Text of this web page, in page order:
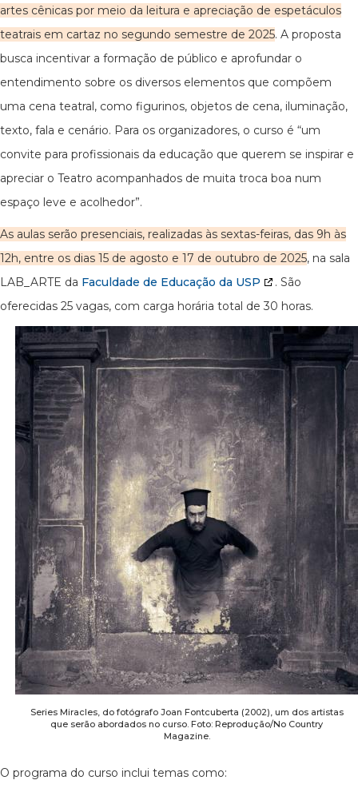
artes cênicas por meio da leitura e apreciação de espetáculos
teatrais em cartaz no segundo semestre de 2025. A proposta
busca incentivar a formação de público e aprofundar o
entendimento sobre os diversos elementos que compõem
uma cena teatral, como figurinos, objetos de cena, iluminação,
texto, fala e cenário. Para os organizadores, o curso é “um
convite para profissionais da educação que querem se inspirar e
apreciar o Teatro acompanhados de muita troca boa num
espaço leve e acolhedor”.
As aulas serão presenciais, realizadas às sextas-feiras, das 9h às
12h, entre os dias 15 de agosto e 17 de outubro de 2025, na sala
LAB_ARTE da Faculdade de Educação da USP
. São
oferecidas 25 vagas, com carga horária total de 30 horas.
Series Miracles, do fotógrafo Joan Fontcuberta (2002), um dos artistas
que serão abordados no curso. Foto: Reprodução/No Country
Magazine.
O programa do curso inclui temas como: